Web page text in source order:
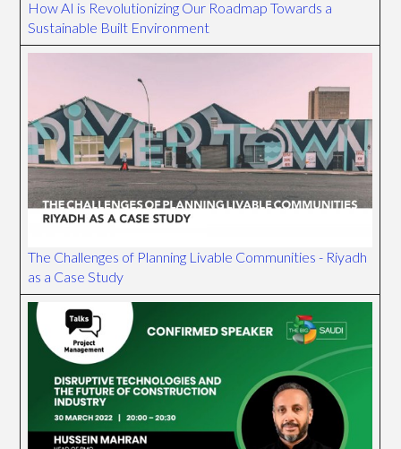
How AI is Revolutionizing Our Roadmap Towards a
Sustainable Built Environment
The Challenges of Planning Livable Communities - Riyadh
as a Case Study